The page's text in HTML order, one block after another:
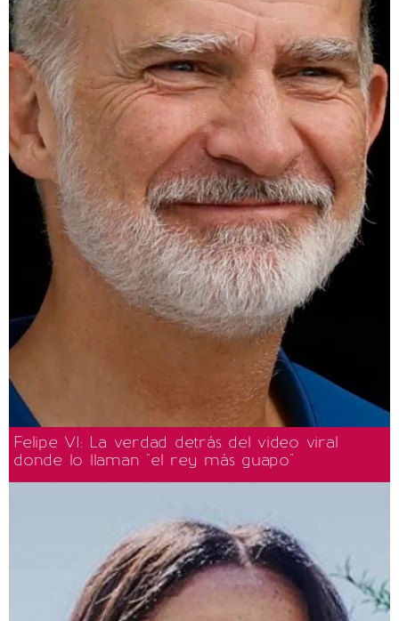
Felipe VI: La verdad detrás del video viral
donde lo llaman "el rey más guapo"